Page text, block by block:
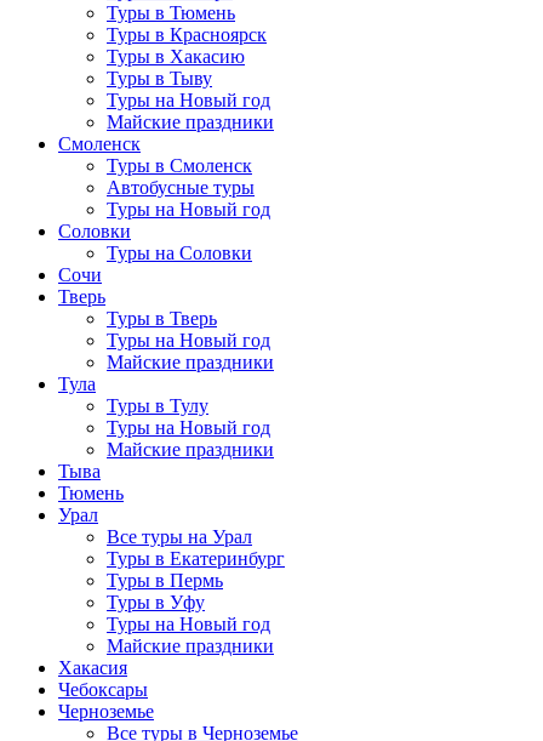
Туры в Тюмень
Туры в Красноярск
Туры в Хакасию
Туры в Тыву
Туры на Новый год
Майские праздники
Смоленск
Туры в Смоленск
Автобусные туры
Туры на Новый год
Соловки
Туры на Соловки
Сочи
Тверь
Туры в Тверь
Туры на Новый год
Майские праздники
Тула
Туры в Тулу
Туры на Новый год
Майские праздники
Тыва
Тюмень
Урал
Все туры на Урал
Туры в Екатеринбург
Туры в Пермь
Туры в Уфу
Туры на Новый год
Майские праздники
Хакасия
Чебоксары
Черноземье
Все туры в Черноземье